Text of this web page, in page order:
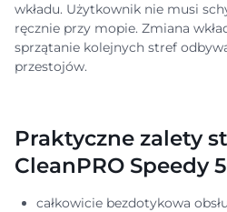
wkładu. Użytkownik nie musi
ręcznie przy mopie. Zmiana
sprzątanie kolejnych stref
przestojów.
Praktyczne zalety
CleanPRO Speedy
całkowicie bezdotykowa